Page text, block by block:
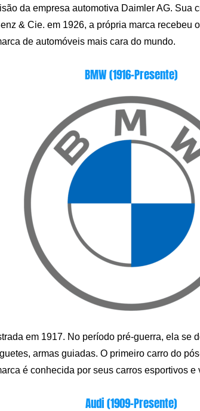
da empresa automotiva Daimler AG. Sua
& Cie. em 1926, a própria marca recebeu
de automóveis mais cara do mundo.
BMW (1916-Presente)
em 1917. No período pré-guerra, ela se
armas guiadas. O primeiro carro do
é conhecida por seus carros esportivos e
Audi (1909-Presente)